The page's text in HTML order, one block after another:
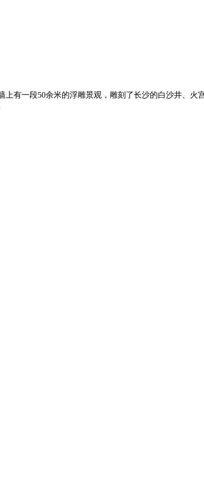
有一段50余米的浮雕景观，雕刻了长沙的白沙井、火